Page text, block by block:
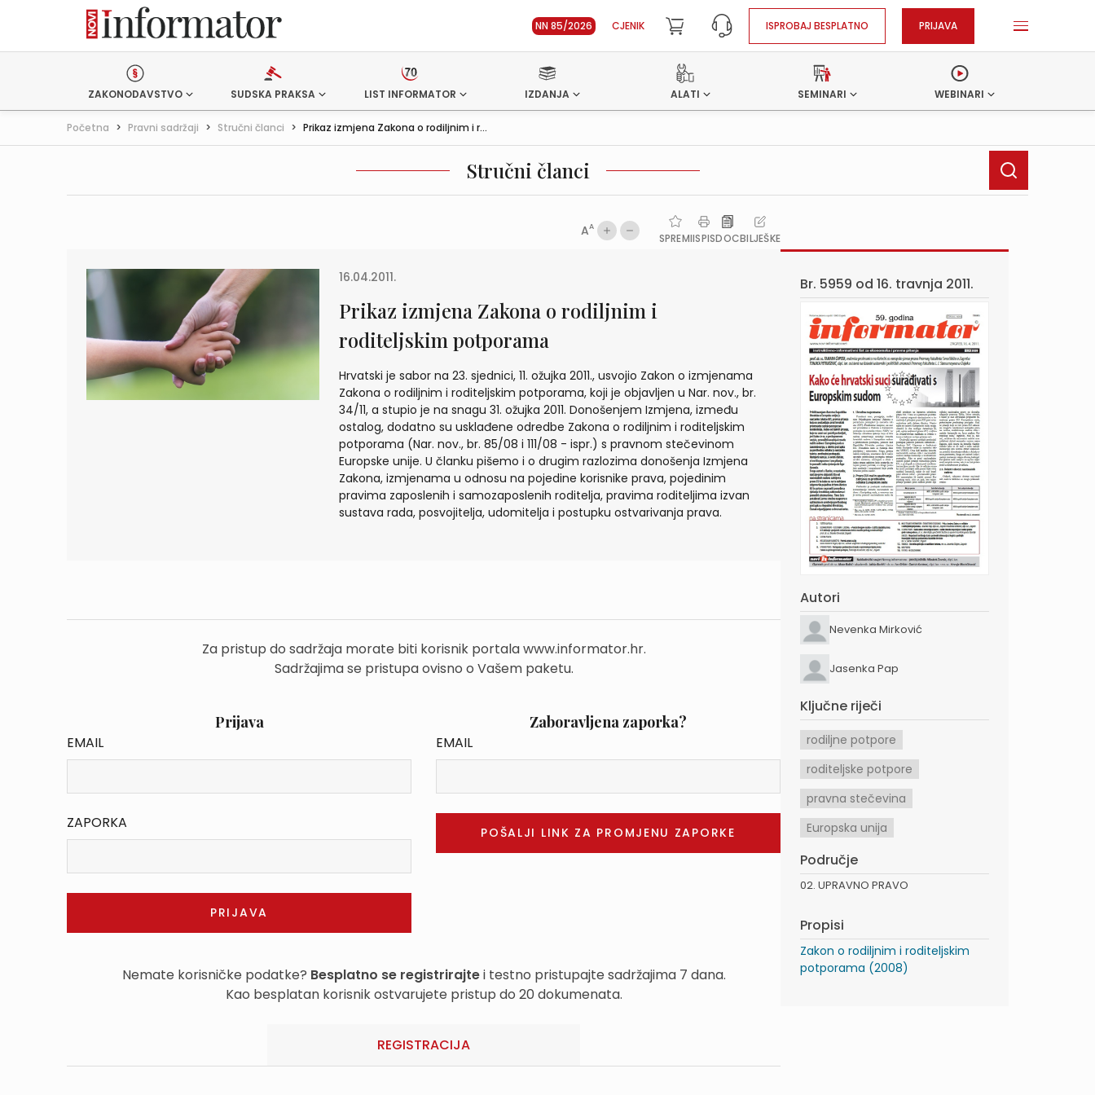
NN 85/2026 CJENIK ISPROBAJ BESPLATNO PRIJAVA
ZAKONODAVSTVO SUDSKA PRAKSA LIST INFORMATOR IZDANJA ALATI SEMINARI WEBINARI
Početna > Pravni sadržaji > Stručni članci > Prikaz izmjena Zakona o rodiljnim i r...
Stručni članci
AA
SPREMIISPISDOCBILJEŠKE
16.04.2011.
Prikaz izmjena Zakona o rodiljnim i
roditeljskim potporama
Hrvatski je sabor na 23. sjednici, 11. ožujka 2011., usvojio Zakon o izmjenama
Zakona o rodiljnim i roditeljskim potporama, koji je objavljen u Nar. nov., br.
34/11, a stupio je na snagu 31. ožujka 2011. Donošenjem Izmjena, između
ostalog, dodatno su usklađene odredbe Zakona o rodiljnim i roditeljskim
potporama (Nar. nov., br. 85/08 i 111/08 - ispr.) s pravnom stečevinom
Europske unije. U članku pišemo i o drugim razlozima donošenja Izmjena
Zakona, izmjenama u odnosu na pojedine korisnike prava, pojedinim
pravima zaposlenih i samozaposlenih roditelja, pravima roditeljima izvan
sustava rada, posvojitelja, udomitelja i postupku ostvarivanja prava.
Za pristup do sadržaja morate biti korisnik portala www.informator.hr.
Sadržajima se pristupa ovisno o Vašem paketu.
Prijava
EMAIL
ZAPORKA
Zaboravljena zaporka?
EMAIL
Nemate korisničke podatke? Besplatno se registrirajtei testno pristupajte sadržajima 7 dana.
Kao besplatan korisnik ostvarujete pristup do 20 dokumenata.
REGISTRACIJA
Br. 5959 od 16. travnja 2011.
Autori
Nevenka Mirković
Jasenka Pap
Ključne riječi
rodiljne potpore
roditeljske potpore
pravna stečevina
Europska unija
Područje
02. UPRAVNO PRAVO
Propisi
Zakon o rodiljnim i roditeljskim
potporama (2008)